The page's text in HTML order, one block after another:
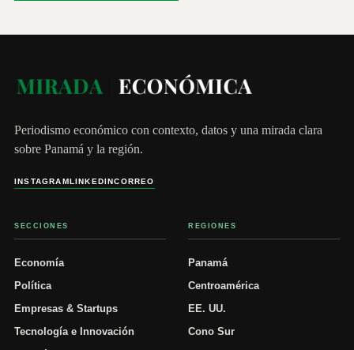
Periodismo económico con contexto, datos y una mirada clara
sobre Panamá y la región.
INSTAGRAMLINKEDINCORREO
SECCIONES
Economía
Política
Empresas & Startups
Tecnología e Innovación
REGIONES
Panamá
Centroamérica
EE. UU.
Cono Sur